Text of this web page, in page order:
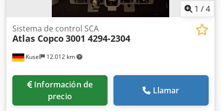
1 /4
Kusel 12.012 km
Sistema de control SCA
Atlas Copco3001 4294-2304
Información de
precio
Llamar